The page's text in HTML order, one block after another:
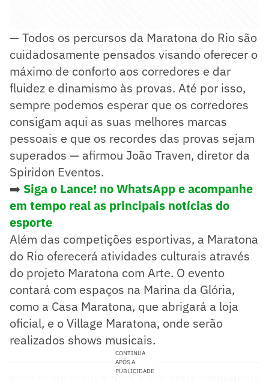
— Todos os percursos da Maratona do Rio são
cuidadosamente pensados visando oferecer o
máximo de conforto aos corredores e dar
fluidez e dinamismo às provas. Até por isso,
sempre podemos esperar que os corredores
consigam aqui as suas melhores marcas
pessoais e que os recordes das provas sejam
superados — afirmou João Traven, diretor da
Spiridon Eventos.
➡️ Siga o Lance! no WhatsApp e acompanhe
em tempo real as principais notícias do
esporte
Além das competições esportivas, a Maratona
do Rio oferecerá atividades culturais através
do projeto Maratona com Arte. O evento
contará com espaços na Marina da Glória,
como a Casa Maratona, que abrigará a loja
oficial, e o Village Maratona, onde serão
realizados shows musicais.
CONTINUA
APÓS A
PUBLICIDADE